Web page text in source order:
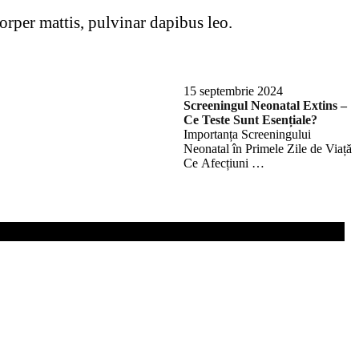
mattis, pulvinar dapibus leo.
15 septembrie 2024
Screeningul Neonatal Extins –
Ce Teste Sunt Esențiale?
Importanța Screeningului
Neonatal în Primele Zile de Viață
Ce Afecțiuni …